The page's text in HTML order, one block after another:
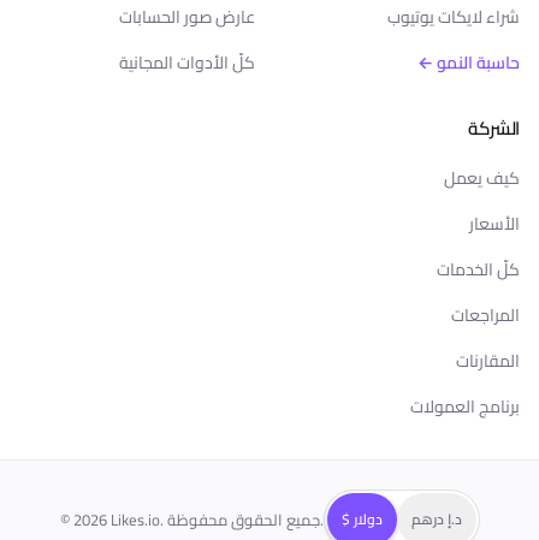
شراء لايكات يوتيوب
حاسبة النمو ←
عارض صور الحسابات
كلّ الأدوات المجانية
الشركة
كيف يعمل
الأسعار
كلّ الخدمات
المراجعات
المقارنات
برنامج العمولات
©2026 Likes.io. جميع الحقوق محفوظة. $ دولار د.إ درهم